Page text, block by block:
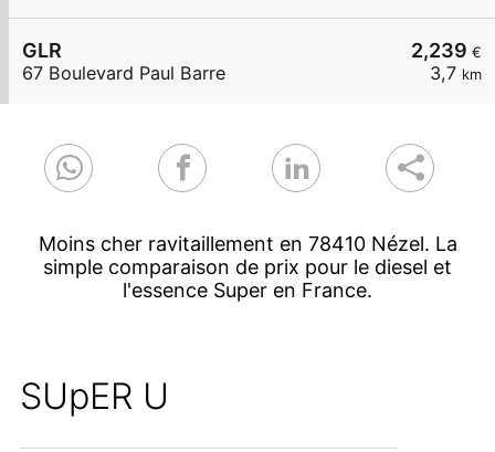
2,239 €
3,7 km
GLR
67 Boulevard Paul Barre
Moins cher ravitaillement en 78410 Nézel. La
simple comparaison de prix pour le diesel et
l'essence Super en France.
SUpER U